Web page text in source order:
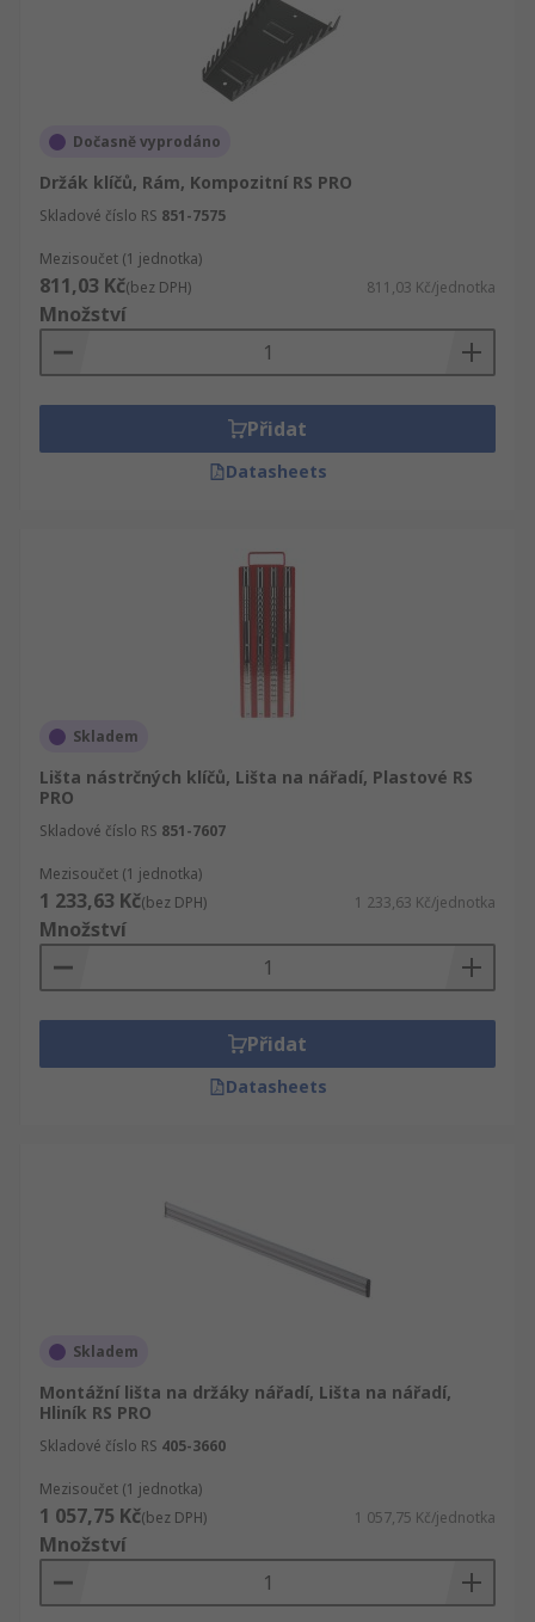
Dočasně vyprodáno
Držák klíčů, Rám, Kompozitní RS PRO
Skladové číslo RS 851-7575
Mezisoučet (1 jednotka)
811,03 Kč(bez DPH) 811,03 Kč/jednotka
Množství
Přidat
Datasheets
Skladem
Lišta nástrčných klíčů, Lišta na nářadí, Plastové RS
PRO
Skladové číslo RS 851-7607
Mezisoučet (1 jednotka)
1 233,63 Kč(bez DPH) 1 233,63 Kč/jednotka
Množství
Přidat
Datasheets
Skladem
Montážní lišta na držáky nářadí, Lišta na nářadí,
Hliník RS PRO
Skladové číslo RS 405-3660
Mezisoučet (1 jednotka)
1 057,75 Kč(bez DPH) 1 057,75 Kč/jednotka
Množství